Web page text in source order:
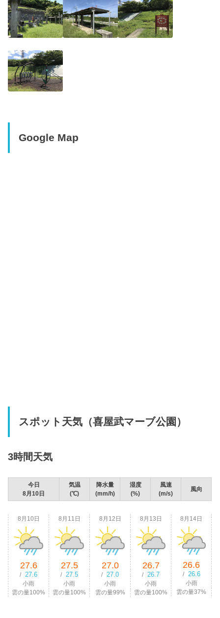
Google Map
スポット天気（喜屋武マーブ公園）
3時間天気
今日
8月10日
気温
(℃)
降水量
(mm/h)
湿度
(%)
風速
(m/s)
風向
8月10日
27.6
/ 27.6
小雨
雲の量100%
8月11日
27.5
/ 27.5
小雨
雲の量100%
8月12日
27.0
/ 27.0
小雨
雲の量99%
8月13日
26.7
/ 26.7
小雨
雲の量100%
8月14日
26.6
/ 26.6
小雨
雲の量37%